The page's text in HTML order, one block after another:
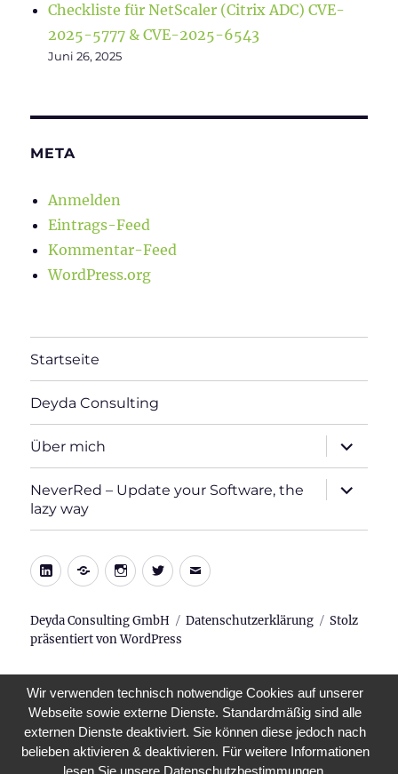
Checkliste für NetScaler (Citrix ADC) CVE-
2025-5777 & CVE-2025-6543
Juni 26, 2025
META
Anmelden
Eintrags-Feed
Kommentar-Feed
WordPress.org
Startseite
Deyda Consulting
Über mich
öffnen
NeverRed – Update your Software, the
lazy way
öffnen
LinkedIn
Xing Instagram
TwitterE-
Deyda Consulting GmbH Datenschutzerklärung
Stolz
präsentiert von WordPress
Wir verwenden technisch notwendige Cookies auf unserer
Webseite sowie externe Dienste. Standardmäßig sind alle
externen Dienste deaktiviert. Sie können diese jedoch nach
belieben aktivieren & deaktivieren. Für weitere Informationen
lesen Sie unsere Datenschutzbestimmungen.